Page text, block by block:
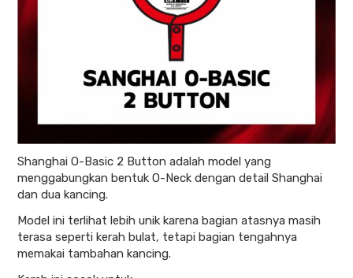
Shanghai O-Basic 2 Button adalah model yang
menggabungkan bentuk O-Neck dengan detail Shanghai
dan dua kancing.
Model ini terlihat lebih unik karena bagian atasnya masih
terasa seperti kerah bulat, tetapi bagian tengahnya
memakai tambahan kancing.